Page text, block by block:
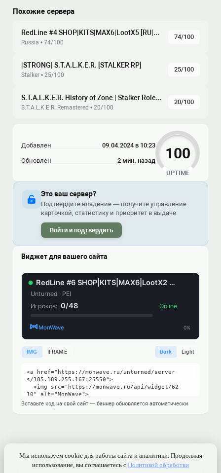
Похожие сервера
RedLine #4 SHOP|KITS|MAX6|LootX5 [RU|ENG]
Russia • 74/100
74/100
|STRONG| S.T.A.L.K.E.R. [STALKER RP]
Stalker • 25/100
25/100
S.T.A.L.K.E.R. History of Zone | Stalker Role Play | RP
S.T.A.L.K.E.R. Remastered • 20/100
20/100
Добавлен 09.04.2024 в 10:23
Обновлен 2 мин. назад 100
UPTIME
Это ваш сервер?
Подтвердите владение — получите управление
карточкой, статистику и приоритет в выдаче.
Войти и подтвердить
Виджет для вашего сайта
IMG IFRAME Dark Light
Вставьте код на свой сайт — баннер обновляется автоматически